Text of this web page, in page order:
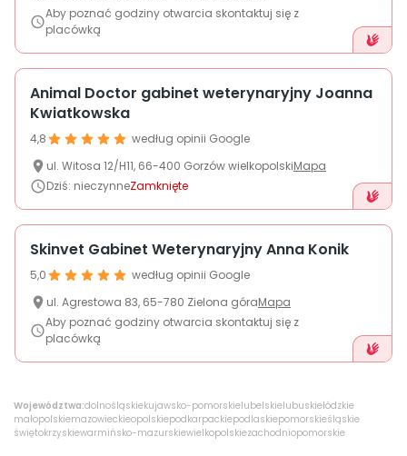
Aby poznać godziny otwarcia skontaktuj się z
placówką
Animal Doctor gabinet weterynaryjny Joanna
Kwiatkowska
4,8
według opinii Google
ul. Witosa 12/H11, 66-400 Gorzów wielkopolskiMapa
Dziś: nieczynneZamknięte
Skinvet Gabinet Weterynaryjny Anna Konik
5,0
według opinii Google
ul. Agrestowa 83, 65-780 Zielona góraMapa
Aby poznać godziny otwarcia skontaktuj się z
placówką
Województwa:dolnośląskiekujawsko-pomorskielubelskielubuskiełódzkie
małopolskiemazowieckieopolskiepodkarpackiepodlaskiepomorskieśląskie
świętokrzyskiewarmińsko-mazurskiewielkopolskiezachodniopomorskie